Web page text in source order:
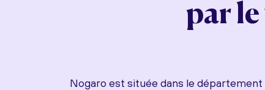
par le
Nogaro est située dans le département